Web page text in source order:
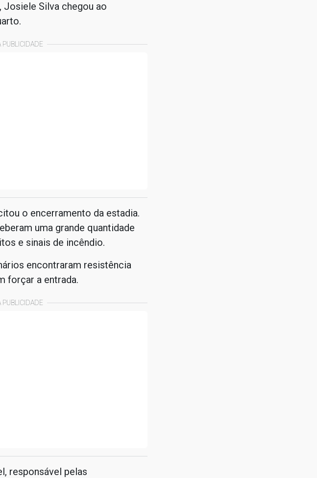
Josiele Silva chegou ao
o encerramento da estadia.
uma grande quantidade
e sinais de incêndio.
encontraram resistência
forçar a entrada.
responsável pelas